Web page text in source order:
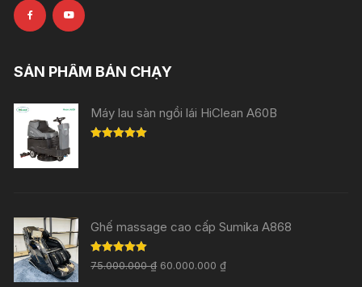
SẢN PHẨM BÁN CHẠY
Máy lau sàn ngồi lái HiClean A60B
Ghế massage cao cấp Sumika A868
Rated5.00
out of 5
75.000.000₫ 60.000.000₫